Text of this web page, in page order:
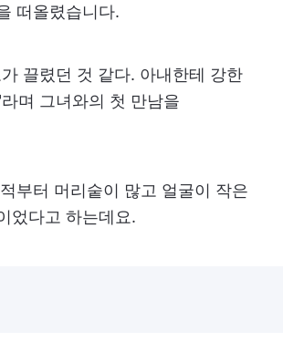
떠올렸습니다.
끌렸던 것 같다. 아내한테 강한
며 그녀와의 첫 만남을
부터 머리숱이 많고 얼굴이 작은
었다고 하는데요.